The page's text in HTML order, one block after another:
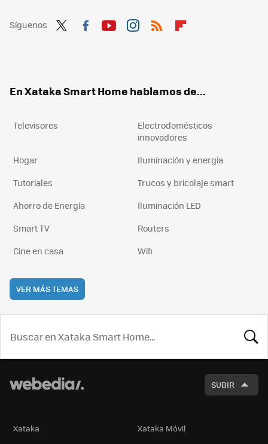
Síguenos
En Xataka Smart Home hablamos de...
Televisores
Electrodomésticos
innovadores
Hogar
Iluminación y energía
Tutoriales
Trucos y bricolaje smart
Ahorro de Energía
Iluminación LED
Smart TV
Routers
Cine en casa
Wifi
VER MÁS TEMAS
SUBIR
Xataka
Xataka Móvil